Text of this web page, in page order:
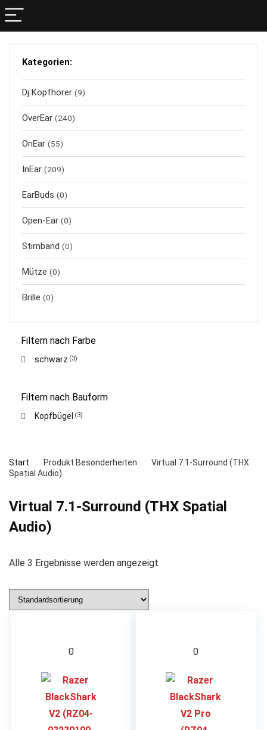
Kategorien:
Dj Kopfhörer (9)
OverEar (240)
OnEar (55)
InEar (209)
EarBuds (0)
Open-Ear (0)
Stirnband (0)
Mütze (0)
Brille (0)
Filtern nach Farbe
schwarz (3)
Filtern nach Bauform
Kopfbügel (3)
Start Produkt Besonderheiten
Virtual 7.1-Surround (THX
Spatial Audio)
Virtual 7.1-Surround (THX Spatial
Audio)
Alle 3 Ergebnisse werden angezeigt
0 0